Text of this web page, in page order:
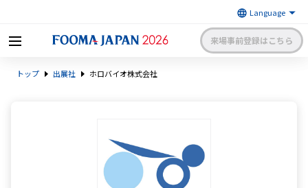
来場事前登録はこちら
級の食品製造総合展〜 | 一般社
English 簡体中文
トップ 出展社 ホロバイオ株式会社